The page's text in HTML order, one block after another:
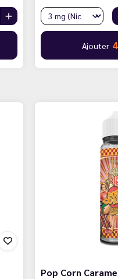
Ajouter
Pop Corn